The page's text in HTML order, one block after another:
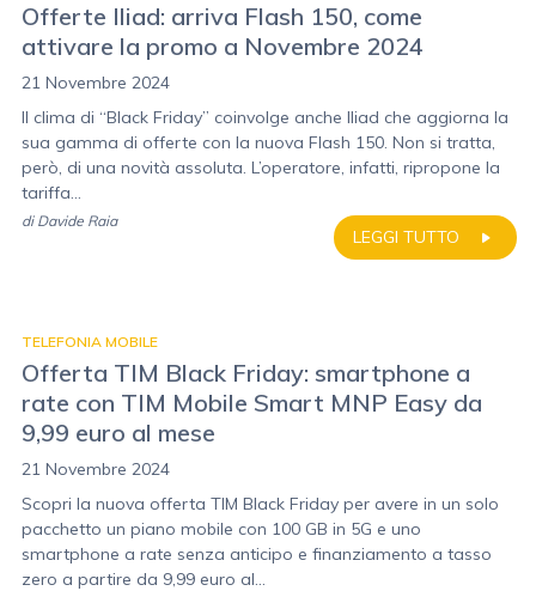
Offerte Iliad: arriva Flash 150, come
attivare la promo a Novembre 2024
21 Novembre 2024
Il clima di “Black Friday” coinvolge anche Iliad che aggiorna la
sua gamma di offerte con la nuova Flash 150. Non si tratta,
però, di una novità assoluta. L’operatore, infatti, ripropone la
tariffa...
LEGGI TUTTO
di Davide Raia
TELEFONIA MOBILE
Offerta TIM Black Friday: smartphone a
rate con TIM Mobile Smart MNP Easy da
9,99 euro al mese
21 Novembre 2024
Scopri la nuova offerta TIM Black Friday per avere in un solo
pacchetto un piano mobile con 100 GB in 5G e uno
smartphone a rate senza anticipo e finanziamento a tasso
zero a partire da 9,99 euro al...